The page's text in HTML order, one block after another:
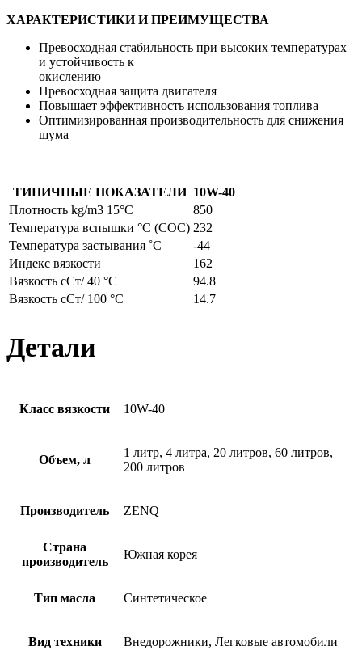
ХАРАКТЕРИСТИКИ И ПРЕИМУЩЕСТВА
Превосходная стабильность при высоких температурах
и устойчивость к
окислению
Превосходная защита двигателя
Повышает эффективность использования топлива
Оптимизированная производительность для снижения
шума
ТИПИЧНЫЕ ПОКАЗАТЕЛИ 10W-40
Плотность kg/m3 15°C
850
Температура вспышки °C (COC) 232
Температура застывания ˚C
-44
Индекс вязкости
162
Вязкость cСт/ 40 °C
94.8
Вязкость cСт/ 100 °C
14.7
Детали
Класс вязкости 10W-40
Объем, л
1 литр, 4 литра, 20 литров, 60 литров,
200 литров
Производитель ZENQ
Страна
производитель
Южная корея
Тип масла Синтетическое
Вид техники Внедорожники, Легковые автомобили